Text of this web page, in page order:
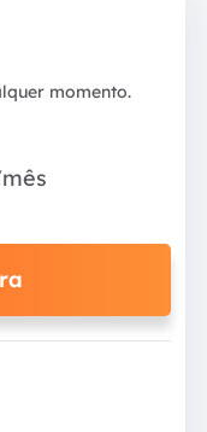
momento.